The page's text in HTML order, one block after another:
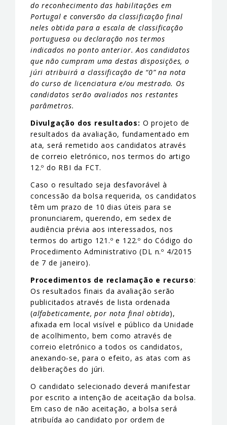
do reconhecimento das habilitações em
Portugal e conversão da classificação final
neles obtida para a escala de classificação
portuguesa ou declaração nos termos
indicados no ponto anterior. Aos candidatos
que não cumpram uma destas disposições, o
júri atribuirá a classificação de “0” na nota
do curso de licenciatura e/ou mestrado. Os
candidatos serão avaliados nos restantes
parâmetros.
Divulgação dos resultados: O projeto de
resultados da avaliação, fundamentado em
ata, será remetido aos candidatos através
de correio eletrónico, nos termos do artigo
12.º do RBI da FCT.
Caso o resultado seja desfavorável à
concessão da bolsa requerida, os candidatos
têm um prazo de 10 dias úteis para se
pronunciarem, querendo, em sedex de
audiência prévia aos interessados, nos
termos do artigo 121.º e 122.º do Código do
Procedimento Administrativo (DL n.º 4/2015
de 7 de janeiro).
Procedimentos de reclamação e recurso:
Os resultados finais da avaliação serão
publicitados através de lista ordenada
(alfabeticamente, por nota final obtida),
afixada em local visível e público da Unidade
de acolhimento, bem como através de
correio eletrónico a todos os candidatos,
anexando-se, para o efeito, as atas com as
deliberações do júri.
O candidato selecionado deverá manifestar
por escrito a intenção de aceitação da bolsa.
Em caso de não aceitação, a bolsa será
atribuída ao candidato por ordem de